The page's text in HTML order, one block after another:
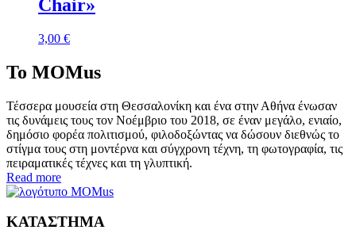
Chair»
3,00 €
To MOMus
Τέσσερα μουσεία στη Θεσσαλονίκη και ένα στην Αθήνα ένωσαν
τις δυνάμεις τους τον Νοέμβριο του 2018, σε έναν μεγάλο, ενιαίο,
δημόσιο φορέα πολιτισμού, φιλοδοξώντας να δώσουν διεθνώς το
στίγμα τους στη μοντέρνα και σύγχρονη τέχνη, τη φωτογραφία, τις
πειραματικές τέχνες και τη γλυπτική.
Read more
ΚΑΤΑΣΤΗΜΑ